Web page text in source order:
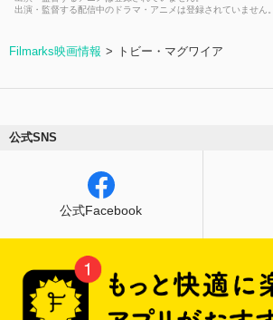
出演・監督する配信中のドラマ・アニメは登録されていません。
Filmarks映画情報 トビー・マグワイア
公式SNS
公式Facebook